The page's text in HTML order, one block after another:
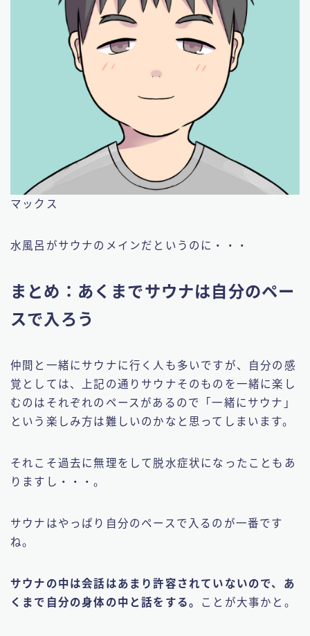
マックス
水風呂がサウナのメインだというのに・・・
まとめ：あくまでサウナは自分のペー
スで入ろう
仲間と一緒にサウナに行く人も多いですが、自分の感
覚としては、上記の通りサウナそのものを一緒に楽し
むのはそれぞれのペースがあるので「一緒にサウナ」
という楽しみ方は難しいのかなと思ってしまいます。
それこそ過去に無理をして脱水症状になったこともあ
りますし・・・。
サウナはやっぱり自分のペースで入るのが一番です
ね。
サウナの中は会話はあまり許容されていないので、あ
くまで自分の身体の中と話をする。
ことが大事かと。